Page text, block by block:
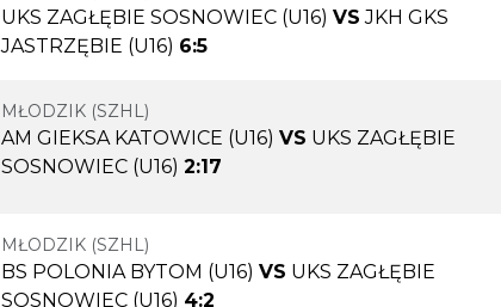
UKS ZAGŁĘBIE SOSNOWIEC (U16) VS JKH GKS
JASTRZĘBIE (U16) 6:5
MŁODZIK (SZHL)
AM GIEKSA KATOWICE (U16) VS UKS ZAGŁĘBIE
SOSNOWIEC (U16) 2:17
MŁODZIK (SZHL)
BS POLONIA BYTOM (U16) VS UKS ZAGŁĘBIE
SOSNOWIEC (U16) 4:2